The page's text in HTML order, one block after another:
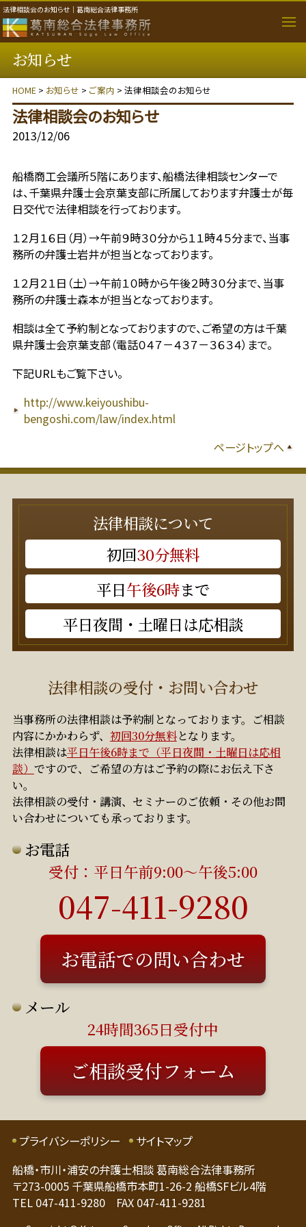
法律相談会のお知らせ｜葛南総合法律事務所
お知らせ
HOME> お知らせ > ご案内 > 法律相談会のお知らせ
法律相談会のお知らせ
2013/12/06
船橋商工会議所５階にあります、船橋法律相談センターで
は、千葉県弁護士会京葉支部に所属しております弁護士が毎
日交代で法律相談を行っております。
１２月１６日（月）→午前９時３０分から１１時４５分まで、当事
務所の弁護士岩井が担当となっております。
１２月２１日（土）→午前１０時から午後２時３０分まで、当事
務所の弁護士森本が担当となっております。
相談は全て予約制となっておりますので、ご希望の方は千葉
県弁護士会京葉支部（電話０４７－４３７－３６３４）まで。
下記URLもご覧下さい。
http://www.keiyoushibu-
bengoshi.com/law/index.html
ページトップへ
取り扱い分野
個人のご相談者
法人・事業者のご相談者
事務所のご案内
弁護士紹介
費用について
ご相談の流れ
初回30分無料
平日午後6時まで（平日夜間・土曜
法律相談について
初回30分無料
平日午後6時まで
平日夜間・土曜日は応相談
法律相談の受付・お問い合わせ
当事務所の法律相談は予約制となっております。ご相談
内容にかかわらず、 初回30分無料となります。
法律相談は平日午後6時まで（平日夜間・土曜日は応相
談） ですので、ご希望の方はご予約の際にお伝え下さ
い。
法律相談の受付・講演、セミナーのご依頼・その他お問
い合わせについても承っております。
お電話
受付：平日午前9:00～午後5:00
047-411-9280
お電話での問い合わせ
メール
24時間365日受付中
ご相談受付フォーム
プライバシーポリシー
サイトマップ
船橋・市川・浦安の弁護士相談 葛南総合法律事務所
〒273-0005 千葉県船橋市本町1-26-2 船橋SFビル4階
TEL 047-411-9280 FAX 047-411-9281